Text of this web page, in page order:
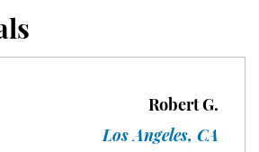
DUI
Robert G.
Los Angeles, CA